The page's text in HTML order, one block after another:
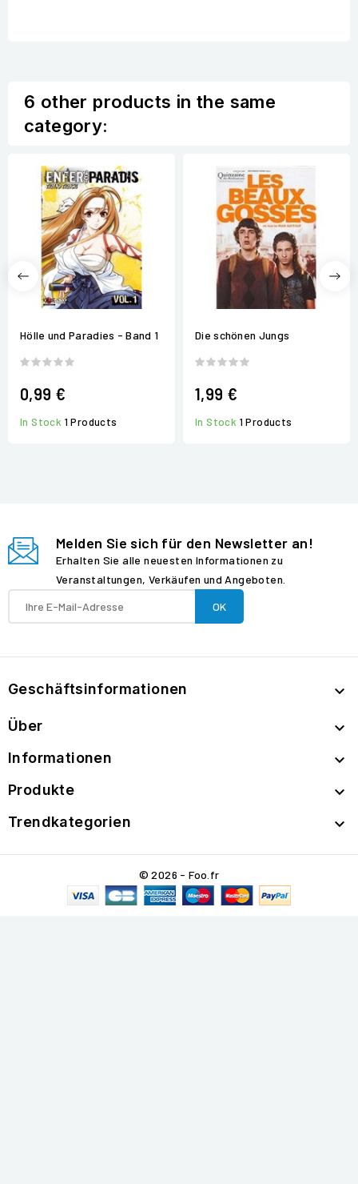
6 other products in the same
category:
Hölle und Paradies - Band 1
0,99 €
In Stock 1 Products
Die schönen Jungs
1,99 €
In Stock 1 Products
Melden Sie sich für den Newsletter an!
Erhalten Sie alle neuesten Informationen zu
Veranstaltungen, Verkäufen und Angeboten.
Geschäftsinformationen 
Über 
Informationen 
Produkte 
Trendkategorien 
© 2026 - Foo.fr